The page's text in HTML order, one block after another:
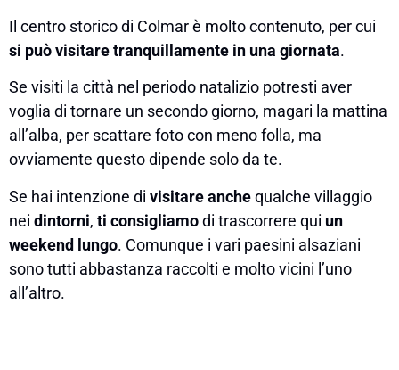
Il centro storico di Colmar è molto contenuto, per cui
si può visitare tranquillamente in una giornata.
Se visiti la città nel periodo natalizio potresti aver
voglia di tornare un secondo giorno, magari la mattina
all’alba, per scattare foto con meno folla, ma
ovviamente questo dipende solo da te.
Se hai intenzione di visitare anchequalche villaggio
nei dintorni, ti consigliamodi trascorrere qui un
weekend lungo. Comunque i vari paesini alsaziani
sono tutti abbastanza raccolti e molto vicini l’uno
all’altro.